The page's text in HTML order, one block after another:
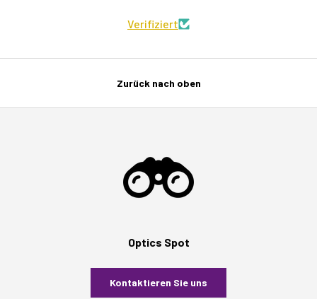
Verifiziert
Zurück nach oben
Optics Spot
Kontaktieren Sie uns